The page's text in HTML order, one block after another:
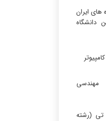
های ایران
دانشگاه
تی (رشته